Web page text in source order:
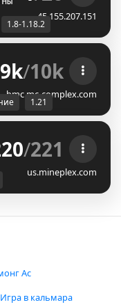
45.155.207.151
1.8-1.18.2
G A ING ‐]
ᴠᴀ ɴɪʟ ᴀ ɴᴇᴛᴡ ᴋ
9k/10k
bmc.mc-complex.com
1.21
Games ]
8 MINUTES
/221
us.mineplex.com
Ас
в кальмара